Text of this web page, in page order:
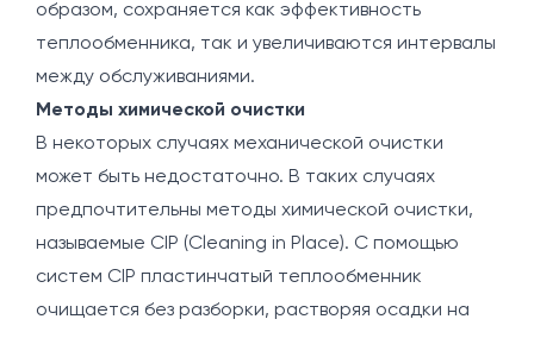
образом, сохраняется как эффективность
теплообменника, так и увеличиваются интервалы
между обслуживаниями.
Методы химической очистки
В некоторых случаях механической очистки
может быть недостаточно. В таких случаях
предпочтительны методы химической очистки,
называемые CIP (Cleaning in Place). С помощью
систем CIP пластинчатый теплообменник
очищается без разборки, растворяя осадки на